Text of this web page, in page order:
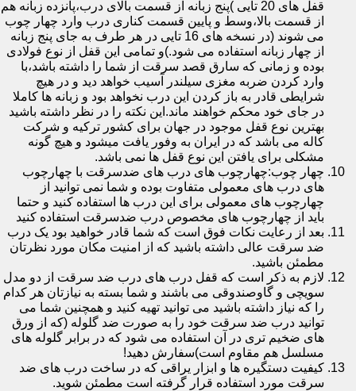
قفل های 20 تایی )پنج زبانه از قسمت بالای درب،پانزده زبانه هم
از قسمت بالا،وسط و پایین قسمت کناری درب وارد چهار چوب
می شوند (در نسخه های 16 تایی در هر طرف به جای پنج زبانه
از چهار زبانه استفاده می شود.)و تمامی این قفل از نوع فولادی
بوده و زمانی که سارق قصد سرقت از شما را داشته باشد،با
وارد کردن ضربه مغزی سیلندر آسیب خواهد دید و در هیچ
شرایطی قادر به باز کردن این درب نخواهد بود و زبانه ها کاملا
در جای خود محکم خواهند ماند.این نکته را در نظر داشته باشید
بهترین نوع قفل موجود در جهان برای کشور ترکیه و شرکت
کاله می باشد که در ایران به وفور یافت میشود و هیچ گونه
مشکلی برای یافتن این نوع قفل ها نمی باشد.
چهار چوب:چهارچوب های درب های ضدسرقت با چهارچوب
های درب های معمولی متفاوت بوده و شما نمی توانید از
چهارچوب های معمولی برای این درب ها استفاده کنید و حتما
باید از چهارچوب های مخصوص درب ضدسرقت استفاده کنید
بعد از رعایت نکات فوق است که شما قادر خواهید بود یک درب
ضد سرقت عالی داشته باشید که از امنیت مکان مورد نظرتان
مطمئن باشید.
لازم به ذکر است که قفل درب های درب ضد سرقت از دو مدل
سویچی و گاوصندوقی می باشند و شما بسته به نیازتان هر کدام
را که نیاز داشته باشید می توانید تهیه کنید و همچنین شما می
توانید درب ضد سرقت خود را به صورت ضد گلوله (که از ورق
های ضخیم تری در آن استفاده می شود که در برابر گلوله های
مسلسل هم مقاوم است)سفارش دهید!
کیفیت دستگیره ها و ابزار یراقی که در ساخت درب های ضد
سرقت مورد استفاده قرار گرفته است مطمئن شوید.